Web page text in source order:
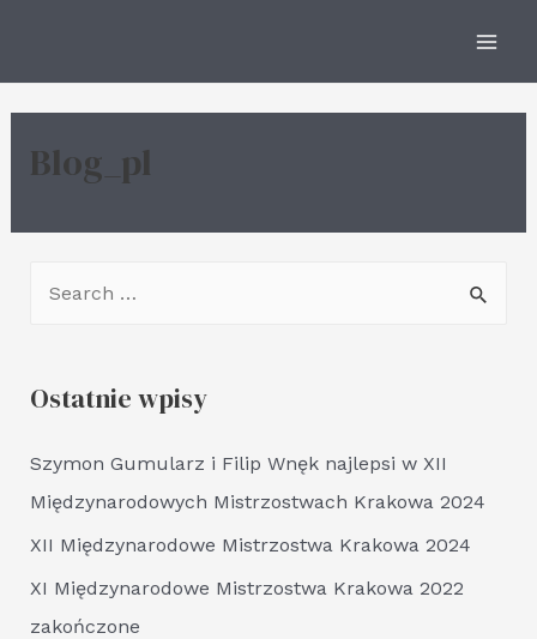
content
Blog_pl
r
h
f
o
r
:
Ostatnie wpisy
Szymon Gumularz i Filip Wnęk najlepsi w XII
Międzynarodowych Mistrzostwach Krakowa 2024
XII Międzynarodowe Mistrzostwa Krakowa 2024
XI Międzynarodowe Mistrzostwa Krakowa 2022
zakończone